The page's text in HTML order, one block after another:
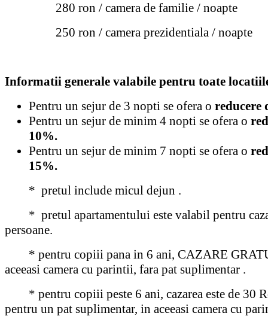
280 ron / camera de familie / noapte
250 ron / camera prezidentiala / noapte
Informatii generale valabile pentru toate
Pentru un sejur de 3 nopti se ofera o reducere
Pentru un sejur de minim 4 nopti se ofera o
10%.
Pentru un sejur de minim 7 nopti se ofera o
15%.
* pretul include micul dejun .
* pretul apartamentului este valabil pentru
persoane.
* pentru copiii pana in 6 ani, CAZARE
aceeasi camera cu parintii, fara pat suplimentar .
* pentru copiii peste 6 ani, cazarea este de 30
pentru un pat suplimentar, in aceeasi camera cu